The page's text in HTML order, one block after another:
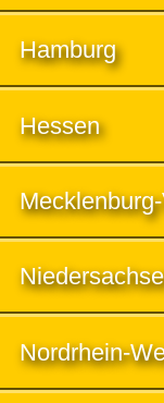
Hamburg
Hessen
Nordrhein-